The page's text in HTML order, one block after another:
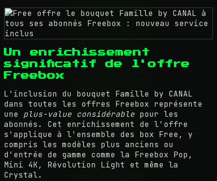
Un enrichissement
significatif de l'offre
Freebox
L'inclusion du bouquet Famille by CANAL
dans toutes les offres Freebox représente
une plus-value considérable pour les
abonnés. Cet enrichissement de l'offre
s'applique à l'ensemble des box Free, y
compris les modèles plus anciens ou
d'entrée de gamme comme la Freebox Pop,
Mini 4K, Révolution Light et même la
Crystal.